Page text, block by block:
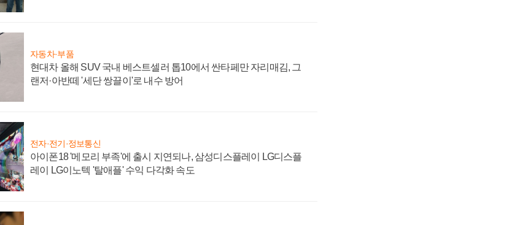
자동차·부품
현대차 올해 SUV 국내 베스트셀러 톱10에서 싼타페만 자리매김, 그
랜저·아반떼 '세단 쌍끌이'로 내수 방어
전자·전기·정보통신
아이폰18 '메모리 부족'에 출시 지연되나, 삼성디스플레이 LG디스플
레이 LG이노텍 '탈애플' 수익 다각화 속도